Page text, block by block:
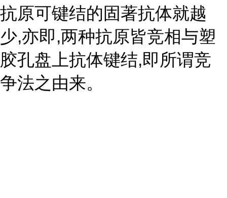
抗原可键结的固著抗体就越
少,亦即,两种抗原皆竞相与塑
胶孔盘上抗体键结,即所谓竞
争法之由来。